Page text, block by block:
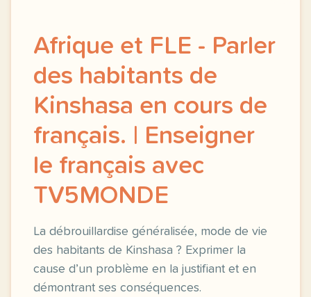
Afrique et FLE - Parler
des habitants de
Kinshasa en cours de
français. | Enseigner
le français avec
TV5MONDE
La débrouillardise généralisée, mode de vie
des habitants de Kinshasa ? Exprimer la
cause d’un problème en la justifiant et en
démontrant ses conséquences.